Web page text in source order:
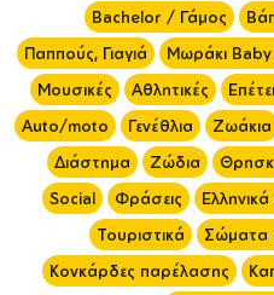
Bachelor / Γάμος
Παππούς, Γιαγιά
Μωράκι
Μουσικές
Αθλητικές
Auto/moto
Γενέθλια Ζωάκια
Διάστημα
Ζώδια
Social
Φράσεις
Τουριστικά
Σώματα
Κονκάρδες παρέλασης